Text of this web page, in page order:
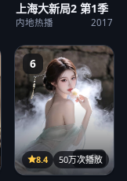
上海大新局2 第1季
内地热播 2017
6
36集
8.4 50万次播放